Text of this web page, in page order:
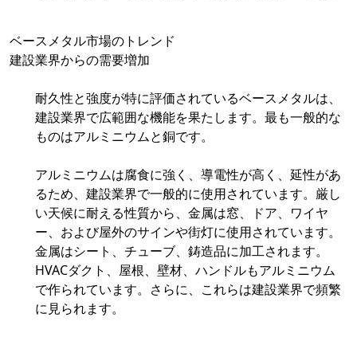
ベースメタル市場のトレンド
建設業界からの需要増加
耐久性と強度が特に評価されているベースメタルは、
建設業界で広範囲な機能を果たします。最も一般的な
ものはアルミニウムと銅です。
アルミニウムは腐食に強く、導電性が高く、延性があ
るため、建設業界で一般的に使用されています。厳し
い天候に耐える性質から、金属は窓、ドア、ワイヤ
ー、および屋外のサインや街灯に使用されています。
金属はシート、チューブ、鋳造品に加工されます。
HVACダクト、屋根、壁材、ハンドルもアルミニウム
で作られています。さらに、これらは建設業界で頻繁
に見られます。